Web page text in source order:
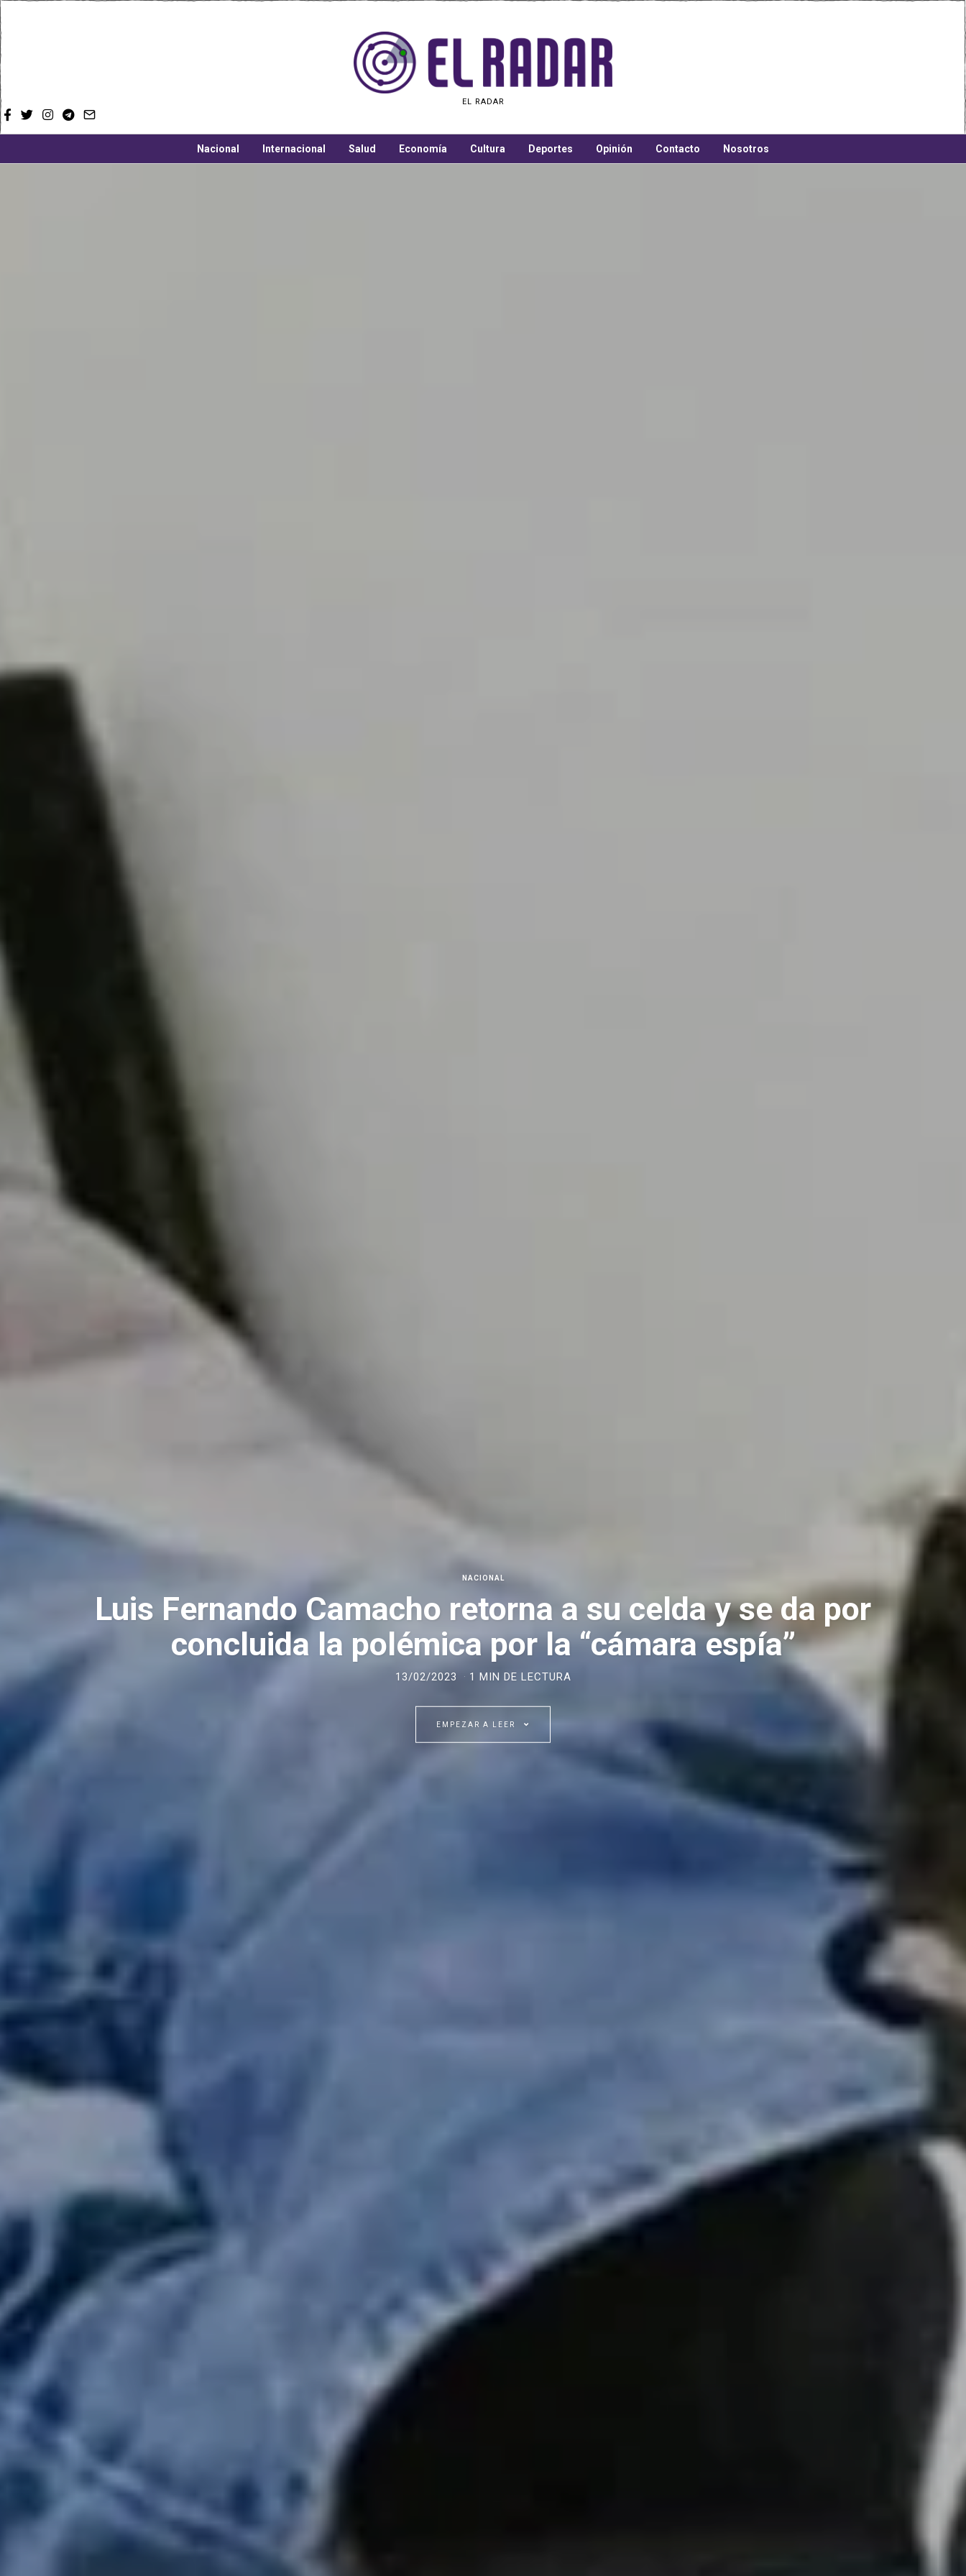
EL RADAR
Nacional Internacional Salud Economía Cultura Deportes Opinión Contacto Nosotros
NACIONAL
Luis Fernando Camacho retorna a su celda y se da por
concluida la polémica por la “cámara espía”
13/02/2023 1 MIN DE LECTURA
EMPEZAR A LEER